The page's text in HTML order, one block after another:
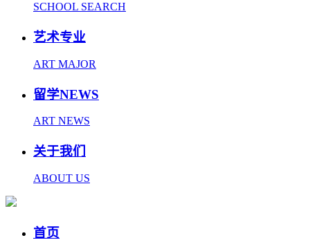
SCHOOL SEARCH
艺术专业
ART MAJOR
留学NEWS
ART NEWS
关于我们
ABOUT US
首页